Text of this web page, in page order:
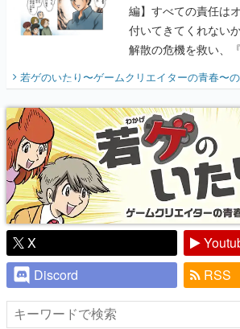
編】すべての責任は
付いてきてくれない
解散の危機を救い、
『少年ジャンプ』色
り】
若ゲのいたり〜ゲームクリエイターの青春〜
X
Discord
RSS